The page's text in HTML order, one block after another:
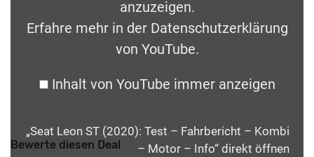
anzuzeigen.
Erfahre mehr in der Datenschutzerklärung
von YouTube.
Inhalt von YouTube immer anzeigen
„Seat Leon ST (2020): Test – Fahrbericht – Kombi
– Motor – Info“ direkt öffnen
Bewerte diesen Deal